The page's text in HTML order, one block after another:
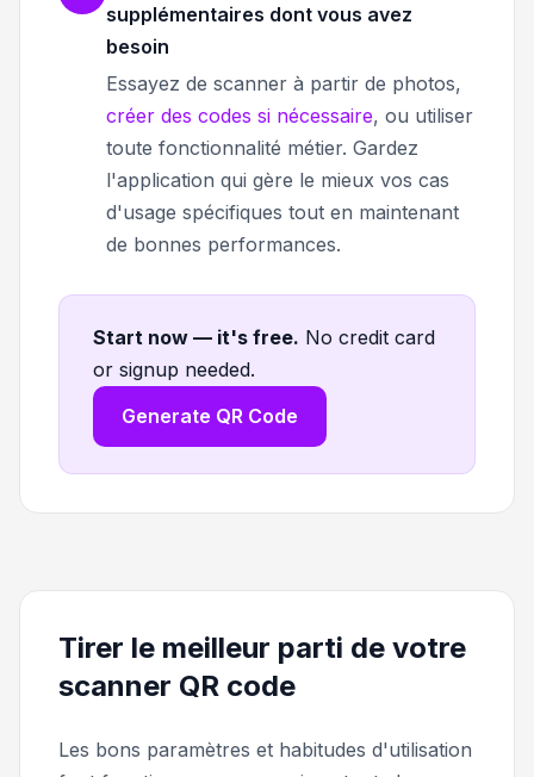
supplémentaires dont vous avez
besoin
Essayez de scanner à partir de photos,
créer des codes si nécessaire, ou utiliser
toute fonctionnalité métier. Gardez
l'application qui gère le mieux vos cas
d'usage spécifiques tout en maintenant
de bonnes performances.
Start now — it's free. No credit card
or signup needed.
Generate QR Code
Tirer le meilleur parti de votre
scanner QR code
Les bons paramètres et habitudes d'utilisation